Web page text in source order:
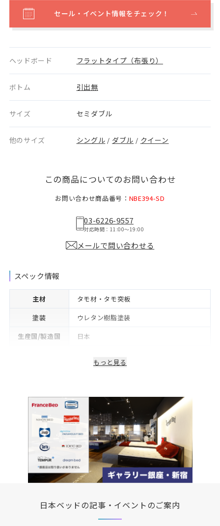
セール・イベント情報をチェック！
ヘッドボード フラットタイプ（布張り）
ボトム 引出無
サイズ セミダブル
他のサイズ シングル / ダブル / クイーン
この商品についてのお問い合わせ
お問い合わせ商品番号： NBE394-SD
03-6226-9557
対応時間：11:00〜19:00
メールで問い合わせる
スペック情報
主材
タモ材・タモ突板
塗装
ウレタン樹脂塗装
生産国/製造国
日本
もっと見る
日本ベッドの記事・イベントのご案内